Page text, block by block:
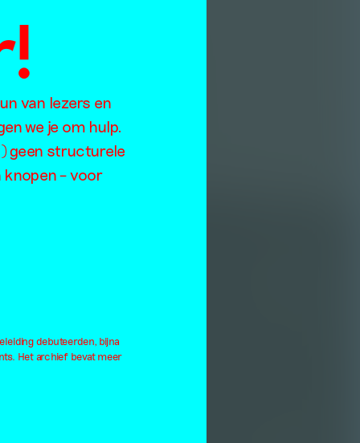
van lezers en
we je om hulp.
geen structurele
knopen – voor
debuteerden, bijna
Het archief bevat meer